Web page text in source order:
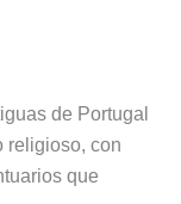
de Portugal
religioso, con
que